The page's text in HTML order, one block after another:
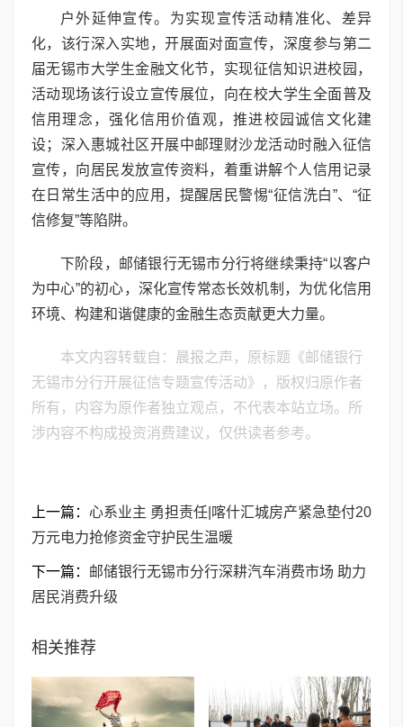
户外延伸宣传。为实现宣传活动精准化、差异
化，该行深入实地，开展面对面宣传，深度参与第二
届无锡市大学生金融文化节，实现征信知识进校园，
活动现场该行设立宣传展位，向在校大学生全面普及
信用理念，强化信用价值观，推进校园诚信文化建
设；深入惠城社区开展中邮理财沙龙活动时融入征信
宣传，向居民发放宣传资料，着重讲解个人信用记录
在日常生活中的应用，提醒居民警惕“征信洗白”、“征
信修复”等陷阱。
下阶段，邮储银行无锡市分行将继续秉持“以客户
为中心”的初心，深化宣传常态长效机制，为优化信用
环境、构建和谐健康的金融生态贡献更大力量。
本文内容转载自：晨报之声，原标题《邮储银行
无锡市分行开展征信专题宣传活动》，版权归原作者
所有，内容为原作者独立观点，不代表本站立场。所
涉内容不构成投资消费建议，仅供读者参考。
上一篇： 心系业主 勇担责任|喀什汇城房产紧急垫付20
万元电力抢修资金守护民生温暖
下一篇： 邮储银行无锡市分行深耕汽车消费市场 助力
居民消费升级
相关推荐